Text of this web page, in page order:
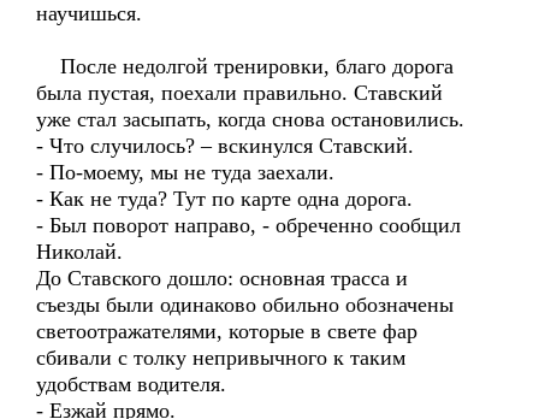
научишься.
После недолгой тренировки, благо дорога
была пустая, поехали правильно. Ставский
уже стал засыпать, когда снова остановились.
- Что случилось? – вскинулся Ставский.
- По-моему, мы не туда заехали.
- Как не туда? Тут по карте одна дорога.
- Был поворот направо, - обреченно сообщил
Николай.
До Ставского дошло: основная трасса и
съезды были одинаково обильно обозначены
светоотражателями, которые в свете фар
сбивали с толку непривычного к таким
удобствам водителя.
- Езжай прямо.